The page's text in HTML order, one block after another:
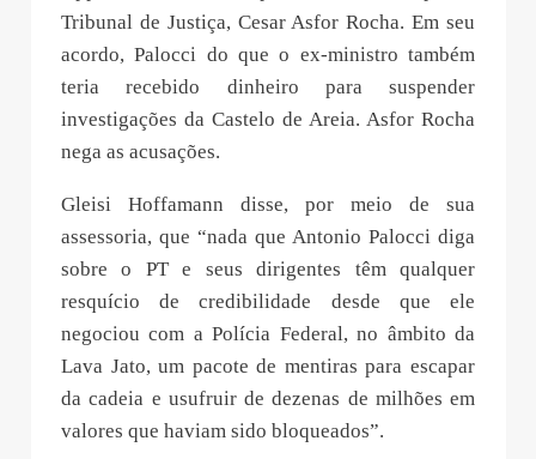
Tribunal de Justiça, Cesar Asfor Rocha. Em seu
acordo, Palocci do que o ex-ministro também
teria recebido dinheiro para suspender
investigações da Castelo de Areia. Asfor Rocha
nega as acusações.
Gleisi Hoffamann disse, por meio de sua
assessoria, que “nada que Antonio Palocci diga
sobre o PT e seus dirigentes têm qualquer
resquício de credibilidade desde que ele
negociou com a Polícia Federal, no âmbito da
Lava Jato, um pacote de mentiras para escapar
da cadeia e usufruir de dezenas de milhões em
valores que haviam sido bloqueados”.